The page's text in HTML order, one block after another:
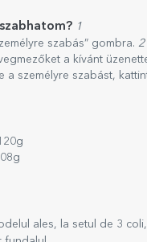
1
szabás” gombra. 2
a kívánt
a személyre szabást,
ales, la setul de 3